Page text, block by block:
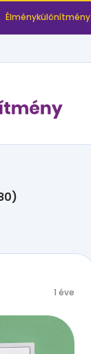
Élménykülönítmény
1 éve